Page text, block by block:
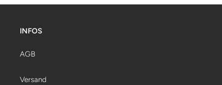
INFOS
AGB
Versand